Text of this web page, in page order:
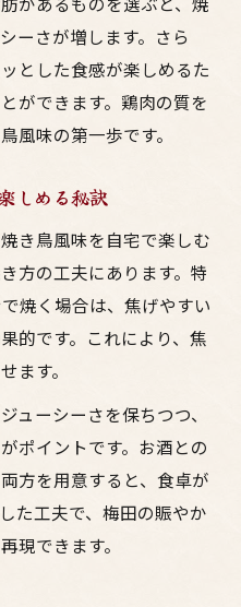
ーさが増します。さら
とした食感が楽しめるた
ができます。鶏肉の質を
風味の第一歩です。
しめる秘訣
き鳥風味を自宅で楽しむ
方の工夫にあります。特
焼く場合は、焦げやすい
的です。これにより、焦
ます。
ューシーさを保ちつつ、
ポイントです。お酒との
方を用意すると、食卓が
た工夫で、梅田の賑やか
現できます。